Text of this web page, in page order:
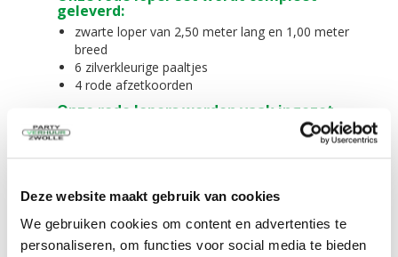
Deze website maakt gebruik van cookies
We gebruiken cookies om content en advertenties te
personaliseren, om functies voor social media te bieden
geleverd:
zwarte loper van 2,50 meter lang en 1,00 meter
breed
6 zilverkleurige paaltjes
4 rode afzetkoorden
Onze rode lopers worden vaak ingezet
voor:
openingen
evenementen
Zelf ophalen / bezorgen: